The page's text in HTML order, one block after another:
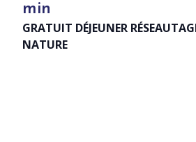
min
GRATUIT DÉJEUNER
NATURE